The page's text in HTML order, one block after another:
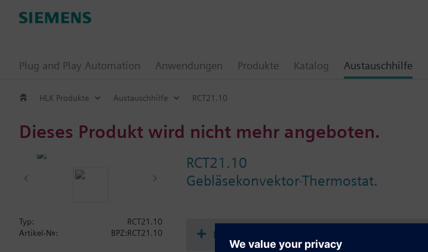
Plug and Play Automation Anwendungen Produkte Katalog Austauschhilfe
HLK Produkte Austauschhilfe RCT21.10
Dieses Produkt wird nicht mehr angeboten.
RCT21.10
Gebläsekonvektor-Thermostat.
Typ:
RCT21.10
Artikel-Nr.:
BPZ:RCT21.10 Dokumente